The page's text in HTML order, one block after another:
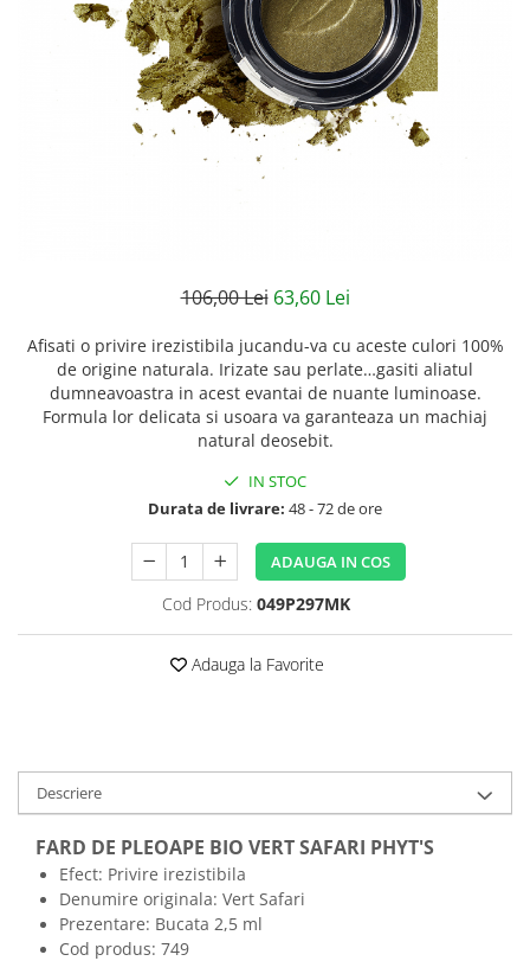
Creme bio anti-poluare
Creme bio piele grasă acneică
106,00 Lei 63,60 Lei
Afisati o privire irezistibila jucandu-va cu aceste culori 100%
de origine naturala. Irizate sau perlate…gasiti aliatul
dumneavoastra in acest evantai de nuante luminoase.
Formula lor delicata si usoara va garanteaza un machiaj
natural deosebit.
IN STOC
Durata de livrare: 48 - 72 de ore
ADAUGA IN COS
Cod Produs: 049P297MK
Adauga la Favorite
Descriere
FARD DE PLEOAPE BIO VERT SAFARI PHYT'S
Efect: Privire irezistibila
Denumire originala: Vert Safari
Prezentare: Bucata 2,5 ml
Cod produs: 749